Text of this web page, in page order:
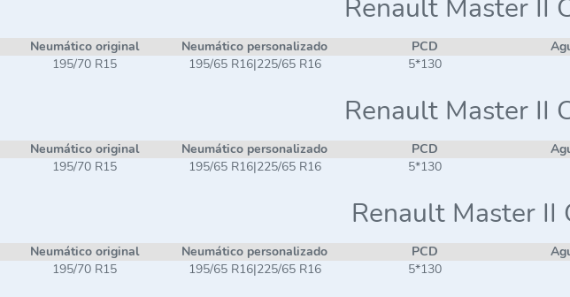
Renault Master II
Neumático original Neumático personalizado PCD
195/70 R15
195/65 R16|225/65 R16 5*130
Renault Master II
Neumático original Neumático personalizado PCD
195/70 R15
195/65 R16|225/65 R16 5*130
Renault Master II
Neumático original Neumático personalizado PCD
195/70 R15
195/65 R16|225/65 R16 5*130